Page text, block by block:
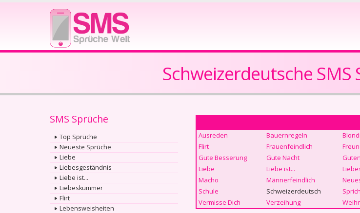
Schweizerdeutsche SMS
SMS Sprüche
Top Sprüche
Neueste Sprüche
Liebe
Liebesgeständnis
Liebe ist...
Liebeskummer
Flirt
Lebensweisheiten
Ausreden Bauernregeln
Flirt
Frauenfeindlich
Gute Besserung
Gute Nacht
Liebe
Liebe ist...
Macho
Männerfeindlich
Schule
Schweizerdeutsch
Vermisse Dich
Verzeihung